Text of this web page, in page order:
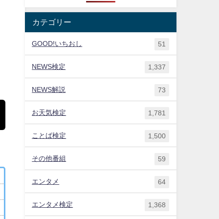
カテゴリー
GOOD!いちおし 51
NEWS検定 1,337
NEWS解説 73
お天気検定 1,781
ことば検定 1,500
その他番組 59
エンタメ 64
エンタメ検定 1,368